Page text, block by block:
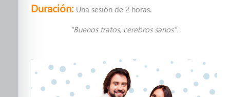
Pláticas y talleres
Una nueva paternidad
Crianza Positiva
Duración: Una sesión de 2 horas.
"Buenos tratos, cerebros sanos".